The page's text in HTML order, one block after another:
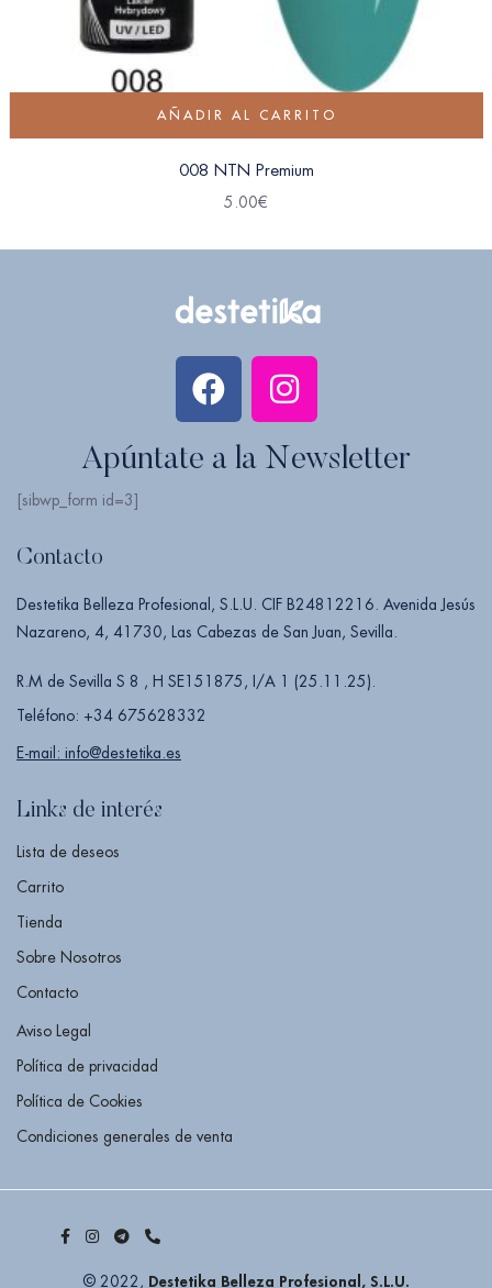
AÑADIR AL CARRITO
008 NTN Premium
5.00€
Apúntate a la Newsletter
[sibwp_form id=3]
Contacto
Destetika Belleza Profesional, S.L.U. CIF B24812216. Avenida Jesús
Nazareno, 4, 41730, Las Cabezas de San Juan, Sevilla.
R.M de Sevilla S 8 , H SE151875, I/A 1 (25.11.25).
Teléfono: +34 675628332
E-mail: info@destetika.es
Links de interés
Lista de deseos
Carrito
Tienda
Sobre Nosotros
Contacto
Aviso Legal
Política de privacidad
Política de Cookies
Condiciones generales de venta
© 2022, Destetika Belleza Profesional, S.L.U.